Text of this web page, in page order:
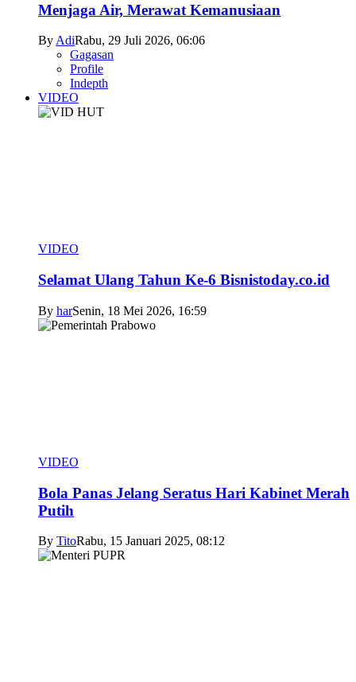
Menjaga Air, Merawat Kemanusiaan
ByAdiRabu, 29 Juli 2026, 06:06
Gagasan
Profile
Indepth
VIDEO
VIDEO
Selamat Ulang Tahun Ke-6 Bisnistoday.co.id
By harSenin, 18 Mei 2026, 16:59
VIDEO
Bola Panas Jelang Seratus Hari Kabinet Merah
Putih
By TitoRabu, 15 Januari 2025, 08:12